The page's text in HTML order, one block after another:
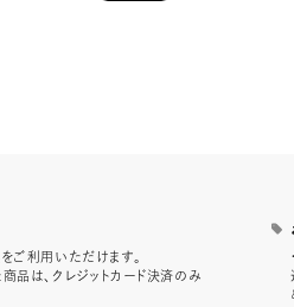
ご利用いただけます。
品は、クレジットカード決済のみ